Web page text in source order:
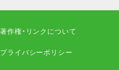
著作権・リンクについて
プライバシーポリシー